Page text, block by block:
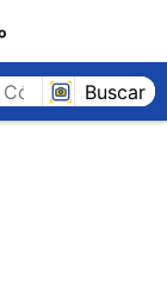
Buscar